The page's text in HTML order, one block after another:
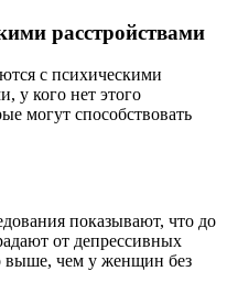
расстройствами
с психическими
у кого нет этого
могут способствовать
показывают, что до
от депрессивных
выше, чем у женщин без